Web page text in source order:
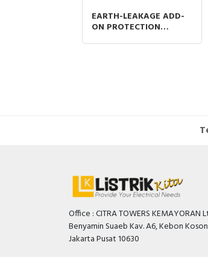
EARTH-LEAKAGE ADD-
ON PROTECTION
Office : CITRA TOWERS KEMAYORAN
Benyamin Suaeb Kav. A6, Kebon
Jakarta Pusat 10630